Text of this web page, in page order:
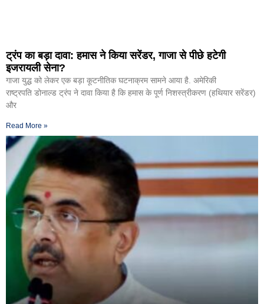
ट्रंप का बड़ा दावा: हमास ने किया सरेंडर, गाजा से पीछे हटेगी
इजरायली सेना?
गाजा युद्ध को लेकर एक बड़ा कूटनीतिक घटनाक्रम सामने आया है. अमेरिकी
राष्ट्रपति डोनाल्ड ट्रंप ने दावा किया है कि हमास के पूर्ण निशस्त्रीकरण (हथियार सरेंडर)
और
Read More »